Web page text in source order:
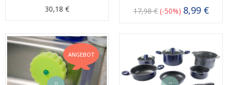
30,18 € 17,98 € -50% 8,99 €
ANGEBOT